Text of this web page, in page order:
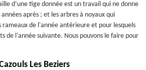
d’une tige donnée est un travail qui ne donne
après ; et les arbres à noyaux qui
rameaux de l'année antérieure et pour lesquels
de l'année suivante. Nous pouvons le faire pour
Les Beziers